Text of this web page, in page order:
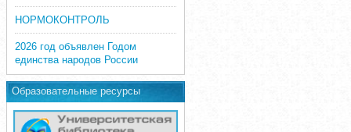
НОРМОКОНТРОЛЬ
2026 год объявлен Годом
единства народов России
Образовательные ресурсы